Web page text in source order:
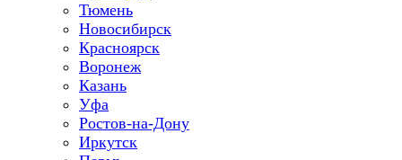
Тюмень
Новосибирск
Красноярск
Воронеж
Казань
Уфа
Ростов-на-Дону
Иркутск